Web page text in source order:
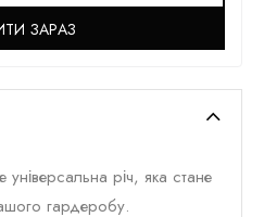
ЗАРАЗ
річ, яка стане
гардеробу.